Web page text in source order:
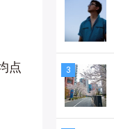
点
3